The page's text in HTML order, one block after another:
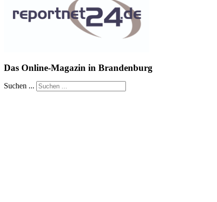
Das Online-Magazin in Brandenburg
Suchen ...